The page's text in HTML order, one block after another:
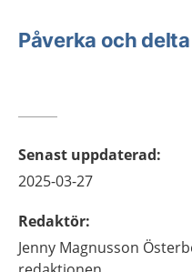
Påverka och
Senast uppdaterad:
2025-03-27
Redaktör:
Jenny Magnusson